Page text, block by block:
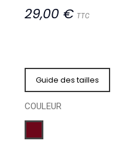
29,00 € TTC
Guide des tailles
COULEUR